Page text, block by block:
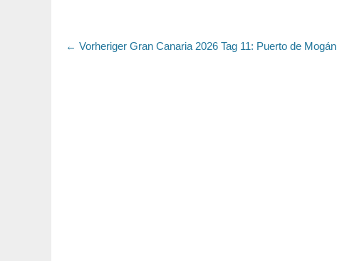
Beitragsnavigation
← Vorheriger Vorheriger
Gran Canaria 2026 Tag 11: Puerto de Mogán